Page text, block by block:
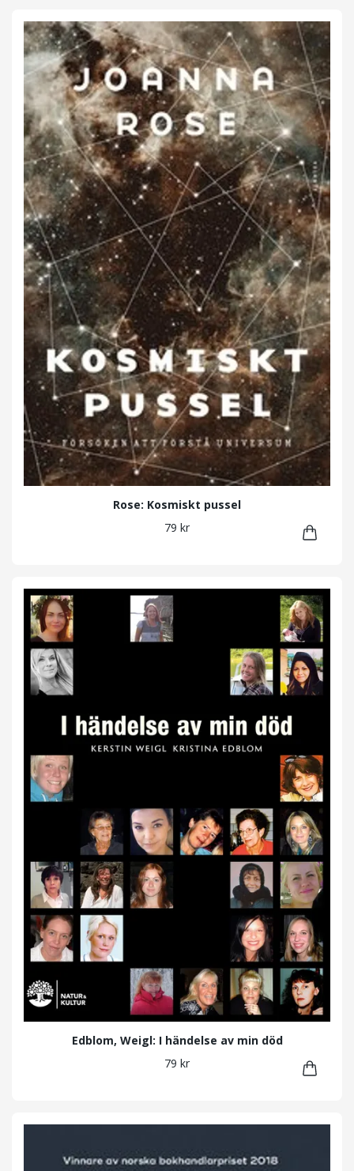
Rose: Kosmiskt pussel
79 kr
Edblom, Weigl: I händelse av min död
79 kr